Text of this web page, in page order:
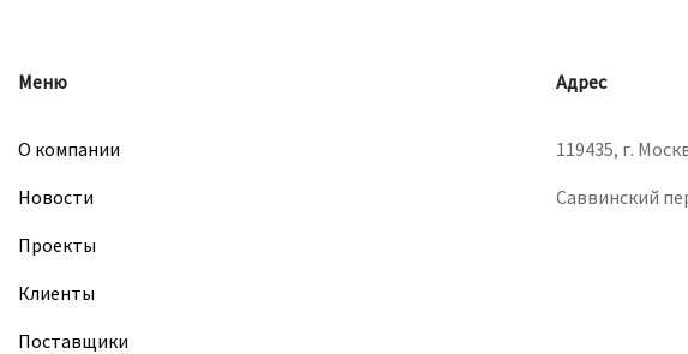
Меню
О компании
Новости
Проекты
Клиенты
Поставщики
Адрес
119435, г.
Саввинский